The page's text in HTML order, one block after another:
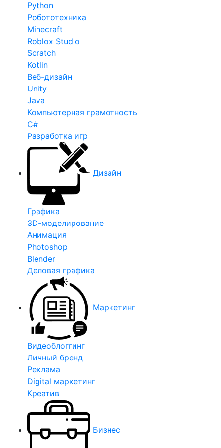
Python
Робототехника
Minecraft
Roblox Studio
Scratch
Kotlin
Веб-дизайн
Unity
Java
Компьютерная грамотность
C#
Разработка игр
Дизайн
Графика
3D-моделирование
Анимация
Photoshop
Blender
Деловая графика
Маркетинг
Видеоблоггинг
Личный бренд
Реклама
Digital маркетинг
Креатив
Бизнес